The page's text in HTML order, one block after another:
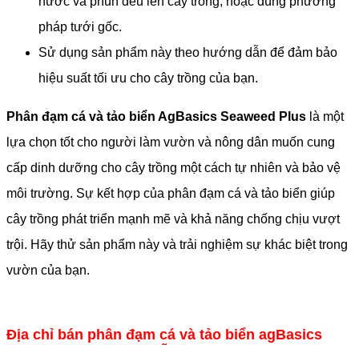
pháp tưới gốc.
Sử dụng sản phẩm này theo hướng dẫn để đảm bảo
hiệu suất tối ưu cho cây trồng của bạn.
Phân đạm cá và tảo biển AgBasics Seaweed Plus là một
lựa chọn tốt cho người làm vườn và nông dân muốn cung
cấp dinh dưỡng cho cây trồng một cách tự nhiên và bảo vệ
môi trường. Sự kết hợp của phân đạm cá và tảo biển giúp
cây trồng phát triển mạnh mẽ và khả năng chống chịu vượt
trội. Hãy thử sản phẩm này và trải nghiệm sự khác biệt trong
vườn của bạn.
Địa chỉ bán phân đạm cá và tảo biển agBasics